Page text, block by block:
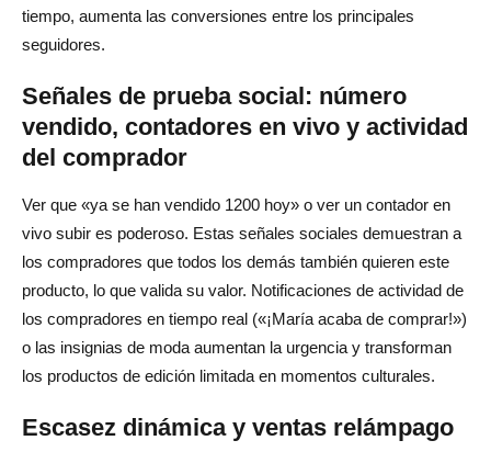
tiempo, aumenta las conversiones entre los principales
seguidores.
Señales de prueba social: número
vendido, contadores en vivo y actividad
del comprador
Ver que «ya se han vendido 1200 hoy» o ver un contador en
vivo subir es poderoso. Estas señales sociales demuestran a
los compradores que todos los demás también quieren este
producto, lo que valida su valor. Notificaciones de actividad de
los compradores en tiempo real («¡María acaba de comprar!»)
o las insignias de moda aumentan la urgencia y transforman
los productos de edición limitada en momentos culturales.
Escasez dinámica y ventas relámpago